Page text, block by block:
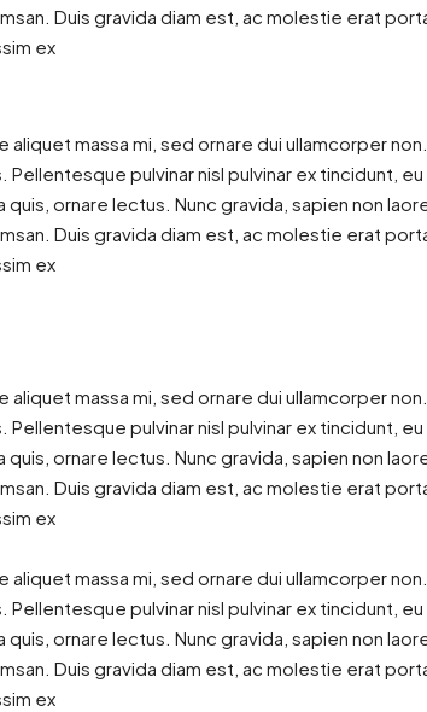
Duis gravida diam est, ac molestie erat
ex
massa mi, sed ornare dui ullamcorper
pulvinar nisl pulvinar ex tincidunt,
ornare lectus. Nunc gravida, sapien non
Duis gravida diam est, ac molestie erat
ex
massa mi, sed ornare dui ullamcorper
pulvinar nisl pulvinar ex tincidunt,
ornare lectus. Nunc gravida, sapien non
Duis gravida diam est, ac molestie erat
ex
massa mi, sed ornare dui ullamcorper
pulvinar nisl pulvinar ex tincidunt,
ornare lectus. Nunc gravida, sapien non
Duis gravida diam est, ac molestie erat
ex